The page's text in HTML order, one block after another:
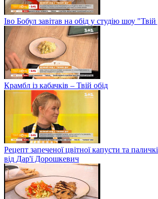
Іво Бобул завітав на обід у студію шоу
Крамбл із кабачків – Твій обід
Рецепт запеченої цвітної капусти та
від Дар'ї Дорошкевич